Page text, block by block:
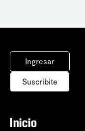
Ingresar
Suscribite
Inicio